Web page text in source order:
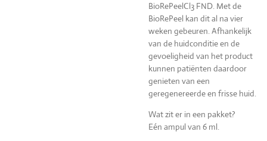
BioRePeelCl3 FND. Met de
BioRePeel kan dit al na vier
weken gebeuren. Afhankelijk
van de huidconditie en de
gevoeligheid van het product
kunnen patiënten daardoor
genieten van een
geregenereerde en frisse huid.
Wat zit er in een pakket?
Eén ampul van 6 ml.